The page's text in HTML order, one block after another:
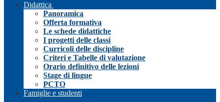
Didattica
Panoramica
Offerta formativa
Le schede didattiche
I progetti delle classi
Curricoli delle discipline
Criteri e Tabelle di valutazione
Orario definitivo delle lezioni
Stage di lingue
PCTO
Famiglie e studenti